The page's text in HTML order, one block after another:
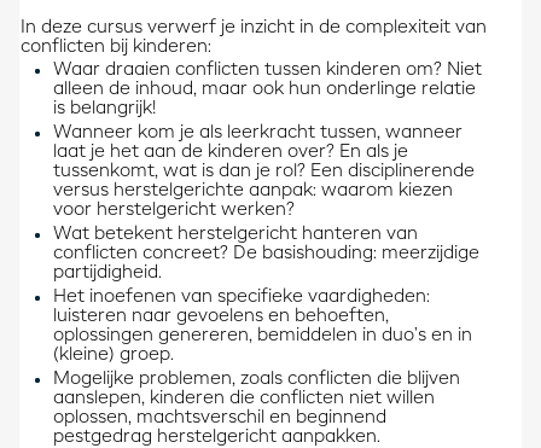
In deze cursus verwerf je inzicht in de complexiteit van
conflicten bij kinderen:
Waar draaien conflicten tussen kinderen om? Niet
alleen de inhoud, maar ook hun onderlinge relatie
is belangrijk!
Wanneer kom je als leerkracht tussen, wanneer
laat je het aan de kinderen over? En als je
tussenkomt, wat is dan je rol? Een disciplinerende
versus herstelgerichte aanpak: waarom kiezen
voor herstelgericht werken?
Wat betekent herstelgericht hanteren van
conflicten concreet? De basishouding: meerzijdige
partijdigheid.
Het inoefenen van specifieke vaardigheden:
luisteren naar gevoelens en behoeften,
oplossingen genereren, bemiddelen in duo’s en in
(kleine) groep.
Mogelijke problemen, zoals conflicten die blijven
aanslepen, kinderen die conflicten niet willen
oplossen, machtsverschil en beginnend
pestgedrag herstelgericht aanpakken.